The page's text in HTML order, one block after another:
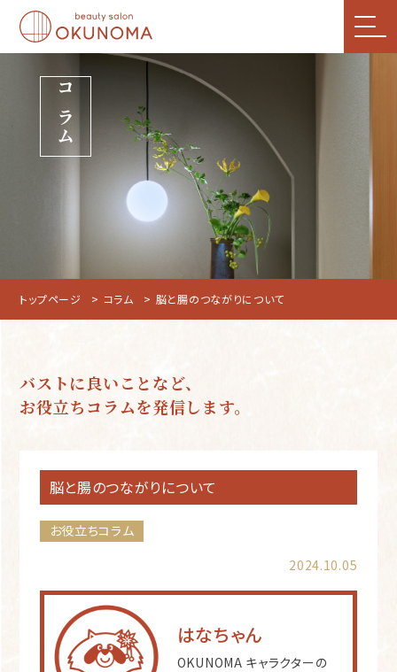
コラム
トップページ コラム 脳と腸のつながりについて
バストに良いことなど、
お役立ちコラムを発信します。
脳と腸のつながりについて
お役立ちコラム
2024.10.05
はなちゃん
OKUNOMA キャラクターの